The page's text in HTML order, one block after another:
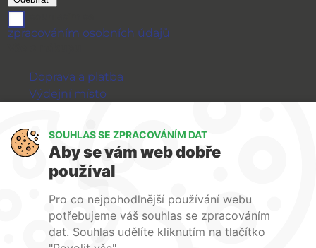
zpracováním osobních údajů
Doprava a platba
Výdejní místo
GDPR
WIRPO s.r.o.
Obchodní podmínky
O nás
Kontakty
SOUHLAS SE ZPRACOVÁNÍM DAT
Aby se vám web dobře
používal
Pro co nejpohodlnější používání webu
potřebujeme váš souhlas se zpracováním
dat. Souhlas udělíte kliknutím na tlačítko